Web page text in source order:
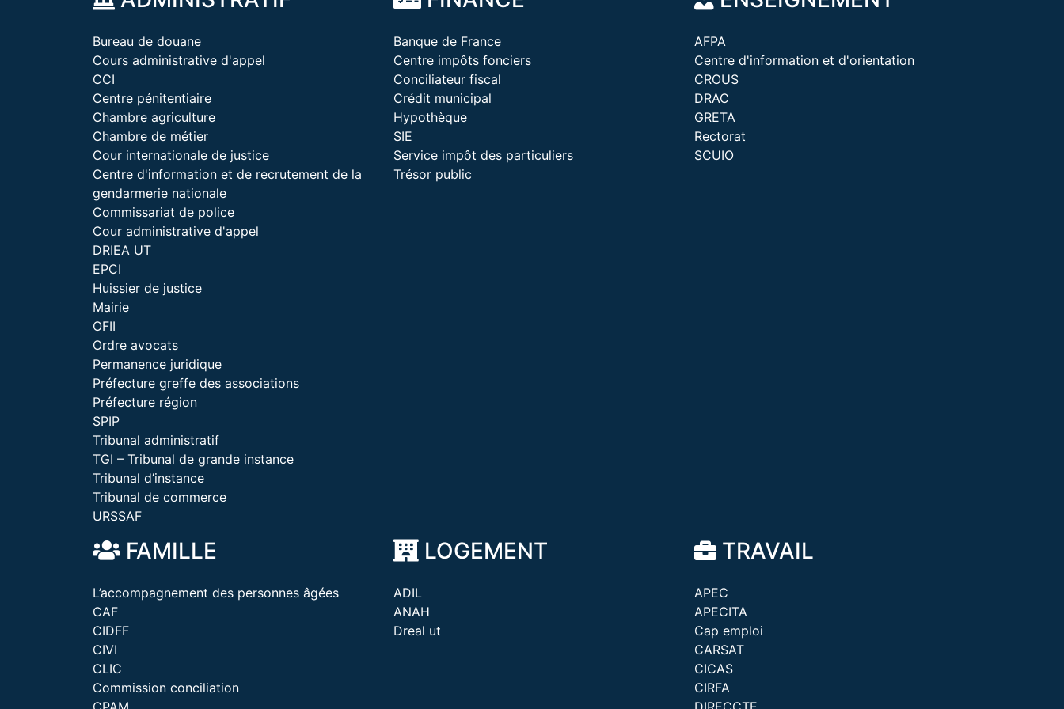
Bureau de douane
Cours administrative d'appel
CCI
Centre pénitentiaire
Chambre agriculture
Chambre de métier
Cour internationale de justice
Centre d'information et de recrutement de la
gendarmerie nationale
Commissariat de police
Cour administrative d'appel
DRIEA UT
EPCI
Huissier de justice
Mairie
OFII
Ordre avocats
Permanence juridique
Préfecture greffe des associations
Préfecture région
SPIP
Tribunal administratif
TGI – Tribunal de grande instance
Tribunal d’instance
Tribunal de commerce
URSSAF
Banque de France
Centre impôts fonciers
Conciliateur fiscal
Crédit municipal
Hypothèque
SIE
Service impôt des particuliers
Trésor public
AFPA
Centre d'information et d'orientation
CROUS
DRAC
GRETA
Rectorat
SCUIO
FAMILLE
L’accompagnement des personnes âgées
CAF
CIDFF
CIVI
CLIC
Commission conciliation
LOGEMENT
ADIL
ANAH
Dreal ut
TRAVAIL
APEC
APECITA
Cap emploi
CARSAT
CICAS
CIRFA